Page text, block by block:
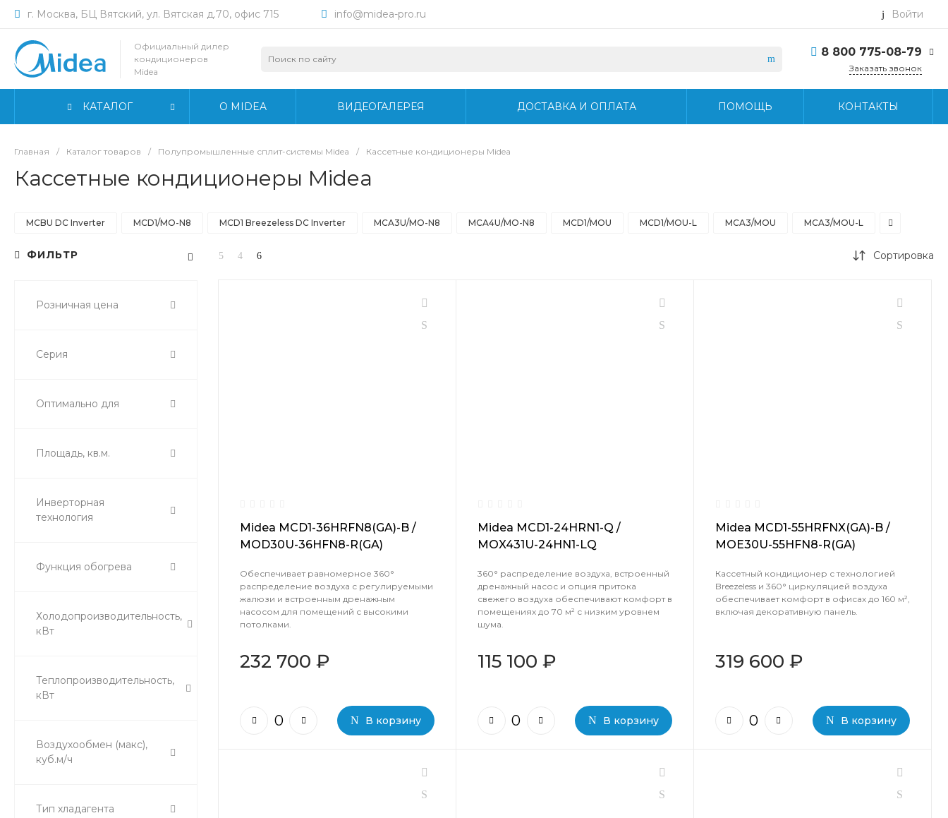
г. Москва, БЦ Вятский, ул. Вятская д.70, офис 715 info@midea-pro.ru Войти
Официальный дилер
кондиционеров
Midea
8 800 775-08-79
г. Москва, БЦ Вятский,
Заказать звонок
КАТАЛОГ О MIDEA ВИДЕОГАЛЕРЕЯ ДОСТАВКА И ОПЛАТА ПОМОЩЬ КОНТАКТЫ
Главная / Каталог товаров / Полупромышленные сплит-системы Midea / Кассетные кондиционеры Midea
Кассетные кондиционеры Midea
MCBU DC Inverter MCD1/MO-N8 MCD1 Breezeless DC Inverter MCA3U/MO-N8 MCA4U/MO-N8 MCD1/MOU MCD1/MOU-L MCA3/MOU MCA3/MOU-L
ФИЛЬТР
Розничная цена
Серия
Оптимально для
Площадь, кв.м.
Инверторная
технология
Функция обогрева
Холодопроизводительность,
кВт
Теплопроизводительность,
кВт
Воздухообмен (макс),
куб.м/ч
Тип хладагента
Сортировка
Midea MCD1-36HRFN8(GA)-B /
MOD30U-36HFN8-R(GA)
Обеспечивает равномерное 360°
распределение воздуха с регулируемыми
жалюзи и встроенным дренажным
насосом для помещений с высокими
потолками.
232 700 ₽
В корзину
Midea MCD1-24HRN1-Q /
MOX431U-24HN1-LQ
360° распределение воздуха, встроенный
дренажный насос и опция притока
свежего воздуха обеспечивают комфорт в
помещениях до 70 м² с низким уровнем
шума.
115 100 ₽
В корзину
Midea MCD1-55HRFNX(GA)-B /
MOE30U-55HFN8-R(GA)
Кассетный кондиционер с технологией
Breezeless и 360° циркуляцией воздуха
обеспечивает комфорт в офисах до 160 м²,
включая декоративную панель.
319 600 ₽
В корзину